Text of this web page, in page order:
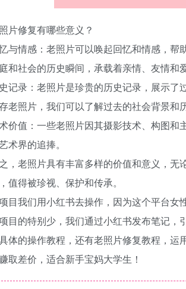
片修复有哪些意义？
与情感：老照片可以唤起回忆和情感，
和社会的历史瞬间，承载着亲情、友情和
记录：老照片是珍贵的历史记录，展示
老照片，我们可以了解过去的社会背景和
价值：一些老照片因其摄影技术、构图
术界的追捧。
，老照片具有丰富多样的价值和意义，
值得被珍视、保护和传承。
目我们用小红书去操作，因为这个平台
目的特别少，我们通过小红书发布笔记
体的操作教程，还有老照片修复教程，
取差价，适合新手宝妈大学生！